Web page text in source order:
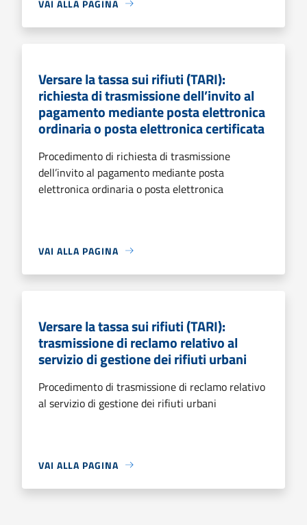
VAI ALLA PAGINA
Versare la tassa sui rifiuti (TARI):
richiesta di trasmissione dell’invito al
pagamento mediante posta elettronica
ordinaria o posta elettronica certificata
Procedimento di richiesta di trasmissione
dell’invito al pagamento mediante posta
elettronica ordinaria o posta elettronica
VAI ALLA PAGINA
Versare la tassa sui rifiuti (TARI):
trasmissione di reclamo relativo al
servizio di gestione dei rifiuti urbani
Procedimento di trasmissione di reclamo relativo
al servizio di gestione dei rifiuti urbani
VAI ALLA PAGINA